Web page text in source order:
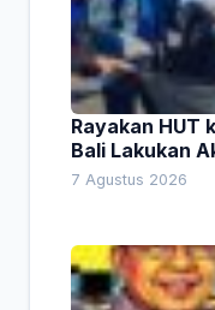
Rayakan HUT
Bali Lakukan
Lingkungan
7 Agustus 2026